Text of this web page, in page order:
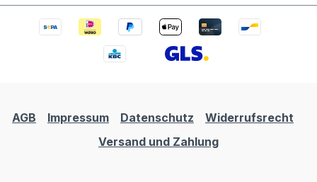
AGB Impressum Datenschutz
Widerrufsrecht
Versand und Zahlung